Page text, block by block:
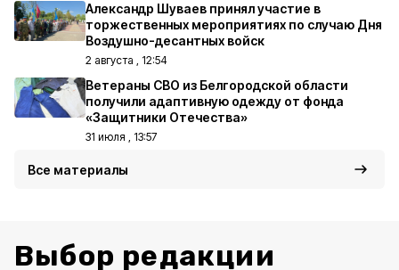
Александр Шуваев принял участие в
торжественных мероприятиях по случаю Дня
Воздушно-десантных войск
2 августа , 12:54
Ветераны СВО из Белгородской области
получили адаптивную одежду от фонда
«Защитники Отечества»
31 июля , 13:57
Все материалы
Выбор редакции